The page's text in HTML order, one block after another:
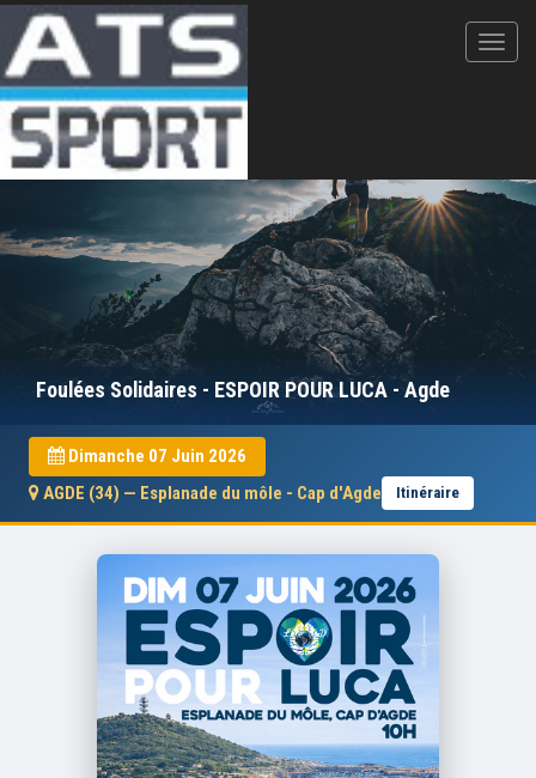
Foulées Solidaires - ESPOIR POUR LUCA - Agde
Dimanche 07 Juin 2026
AGDE (34) — Esplanade du môle - Cap d'Agde
Itinéraire